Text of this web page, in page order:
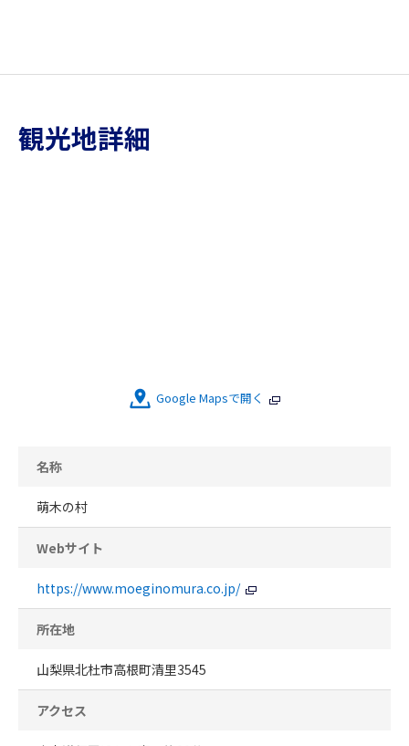
観光地詳細
Google Mapsで開く
名称
萌木の村
Webサイト
https://www.moeginomura.co.jp/
所在地
山梨県北杜市高根町清里3545
アクセス